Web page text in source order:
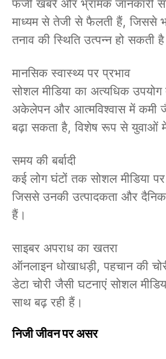
फर्जी खबरें और भ्रामक जानकारी
माध्यम से तेजी से फैलती हैं, जिससे
तनाव की स्थिति उत्पन्न हो सकती
मानसिक स्वास्थ्य पर प्रभाव
सोशल मीडिया का अत्यधिक उपयोग
अकेलेपन और आत्मविश्वास में कमी
बढ़ा सकता है, विशेष रूप से युवाओं
समय की बर्बादी
कई लोग घंटों तक सोशल मीडिया
जिससे उनकी उत्पादकता और दैनिक
हैं।
साइबर अपराध का खतरा
ऑनलाइन धोखाधड़ी, पहचान की
डेटा चोरी जैसी घटनाएं सोशल
साथ बढ़ रही हैं।
निजी जीवन पर असर